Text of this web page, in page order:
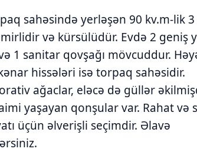
sahəsində yerləşən 90 kv.m-lik 3
və kürsülüdür. Evdə 2 geniş
1 sanitar qovşağı mövcuddur.
hissələri isə torpaq sahəsidir.
ağaclar, eləcə də güllər
yaşayan qonşular var. Rahat və
üçün əlverişli seçimdir. Əlavə